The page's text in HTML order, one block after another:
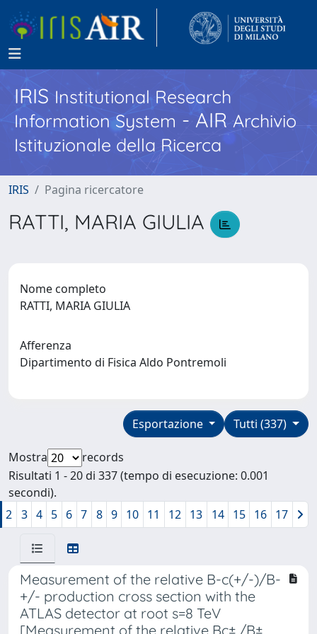
IRISInstitutional Research
Information System - AIR Archivio
Istituzionale della Ricerca
IRIS Pagina ricercatore
RATTI, MARIA GIULIA
Nome completo
RATTI, MARIA GIULIA
Afferenza
Dipartimento di Fisica Aldo Pontremoli
Tutti (337)
Esportazione
Mostra
records
Risultati 1 - 20 di 337 (tempo di esecuzione: 0.001
secondi).
2 3 4 5 6 7 8 9 10 11 12 13 14 15 16 17
Measurement of the relative B-c(+/-)/B-
+/- production cross section with the
ATLAS detector at root s=8 TeV
[Measurement of the relative Bc± /B±